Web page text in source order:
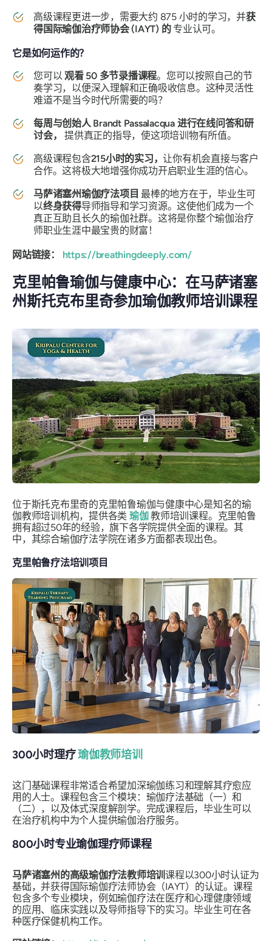
高级课程更进一步，需要大约 875 小时的学习，并获
得国际瑜伽治疗师协会 (IAYT) 的 专业认可。
它是如何运作的？
您可以观看 50 多节录播课程。您可以按照自己的节
奏学习，以便深入理解和正确吸收信息。这种灵活性
难道不是当今时代所需要的吗？
每周与创始人 Brandt Passalacqua 进行在线问答和研
讨会，
提供真正的指导，使这项培训物有所值。
高级课程包含215小时的实习，让你有机会直接与客户
合作。这将极大地增强你成功开启职业生涯的信心。
马萨诸塞州瑜伽疗法项目最棒的地方在于，毕业生可
以终身获得导师指导和学习资源。这使他们成为一个
真正互助且长久的瑜伽社群。这将是你整个瑜伽治疗
师职业生涯中最宝贵的财富！
网站链接： https://breathingdeeply.com/
克里帕鲁瑜伽与健康中心：在马萨诸塞
州斯托克布里奇参加瑜伽教师培训课程
位于斯托克布里奇的克里帕鲁瑜伽与健康中心是知名的瑜
伽教师培训机构，提供各类 瑜伽 教师培训课程。克里帕鲁
拥有超过50年的经验，旗下各学院提供全面的课程。其
中，其综合瑜伽疗法学院在诸多方面都表现出色。
克里帕鲁疗法培训项目
300小时理疗瑜伽教师培训
这门基础课程非常适合希望加深瑜伽练习和理解其疗愈应
用的人士。课程包含三个模块：瑜伽疗法基础（一）和
（二），以及体式深度解剖学。完成课程后，毕业生可以
在治疗机构中为个人提供瑜伽治疗服务。
800小时专业瑜伽理疗师课程
马萨诸塞州的高级瑜伽疗法教师培训课程以300小时认证为
基础，并获得国际瑜伽疗法师协会（IAYT）的认证。课程
包含多个专业模块，例如瑜伽疗法在医疗和心理健康领域
的应用、临床实践以及导师指导下的实习。毕业生可在各
种医疗保健机构工作。